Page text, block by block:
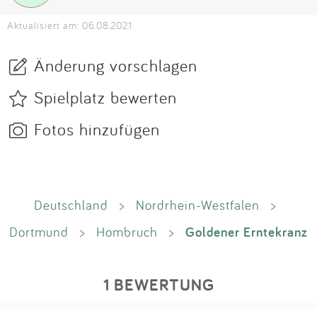
Aktualisiert am: 06.08.2021
Änderung vorschlagen
Spielplatz bewerten
Fotos hinzufügen
Deutschland > Nordrhein-Westfalen
>
Dortmund
> Hombruch > Goldener Erntekranz
1 BEWERTUNG